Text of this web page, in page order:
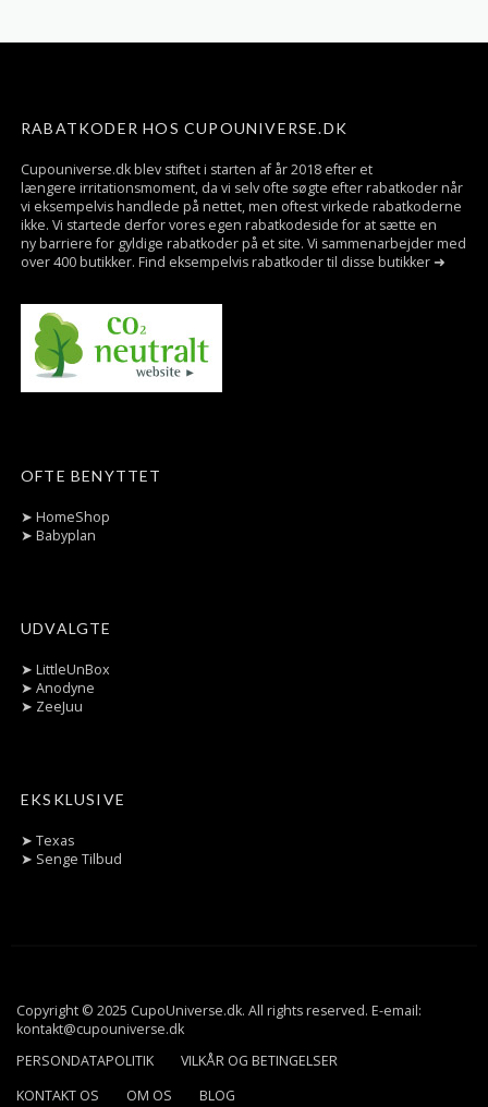
RABATKODER HOS CUPOUNIVERSE.DK
Cupouniverse.dk blev stiftet i starten af år 2018 efter et
længere irritationsmoment, da vi selv ofte søgte efter rabatkoder når
vi eksempelvis handlede på nettet, men oftest virkede rabatkoderne
ikke. Vi startede derfor vores egen rabatkodeside for at sætte en
ny barriere for gyldige rabatkoder på et site. Vi sammenarbejder med
over 400 butikker. Find eksempelvis rabatkoder til disse butikker ➜
OFTE BENYTTET
➤ HomeShop
➤ Babyplan
UDVALGTE
➤ LittleUnBox
➤ Anodyne
➤ ZeeJuu
EKSKLUSIVE
➤ Texas
➤ Senge Tilbud
Copyright © 2025 CupoUniverse.dk. All rights reserved. E-email:
kontakt@cupouniverse.dk
PERSONDATAPOLITIK
VILKÅR OG BETINGELSER
KONTAKT OS
OM OS BLOG